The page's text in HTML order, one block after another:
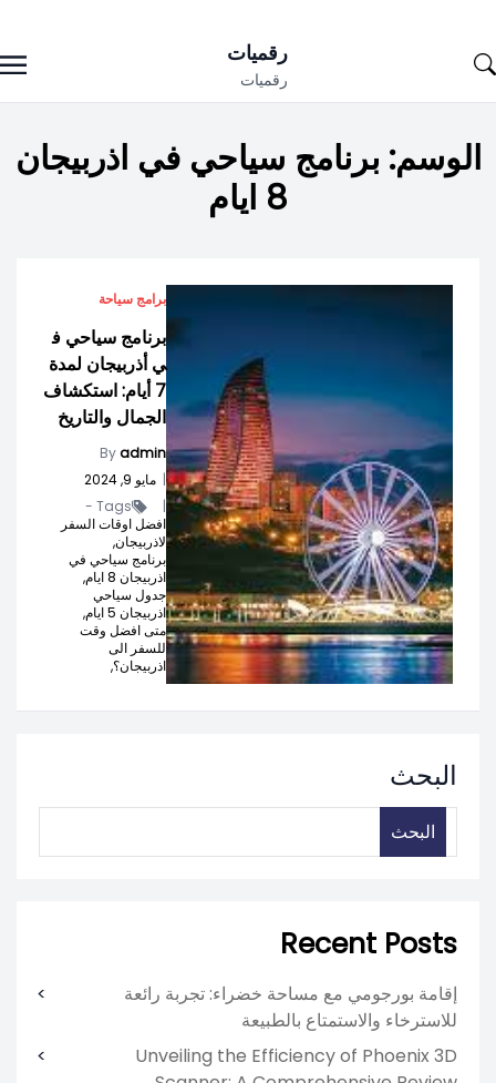
to
رقميات
رقميات
الوسم: برنامج سياحي في اذربيجان
8 ايام
برامج سياحة
برنامج سياحي ف
ي أذربيجان لمدة
7 أيام: استكشاف
الجمال والتاريخ
Byadmin
| مايو 9, 2024
|
Tags -
افضل اوقات السفر
لاذربيجان,
برنامج سياحي في
اذربيجان 8 ايام,
جدول سياحي
اذربيجان 5 ايام,
متى افضل وقت
للسفر الى
اذربيجان؟,
البحث
البحث
Recent Posts
إقامة بورجومي مع مساحة خضراء: تجربة رائعة
للاسترخاء والاستمتاع بالطبيعة
Unveiling the Efficiency of Phoenix 3D